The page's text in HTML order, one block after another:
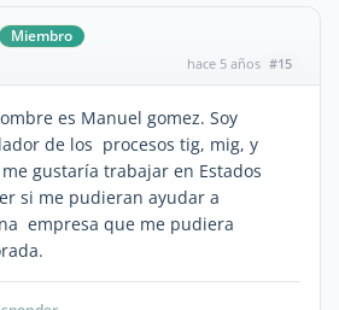
Miembro
hace 5 años #15
es Manuel gomez. Soy
de los procesos tig, mig, y
gustaría trabajar en Estados
si me pudieran ayudar a
empresa que me pudiera